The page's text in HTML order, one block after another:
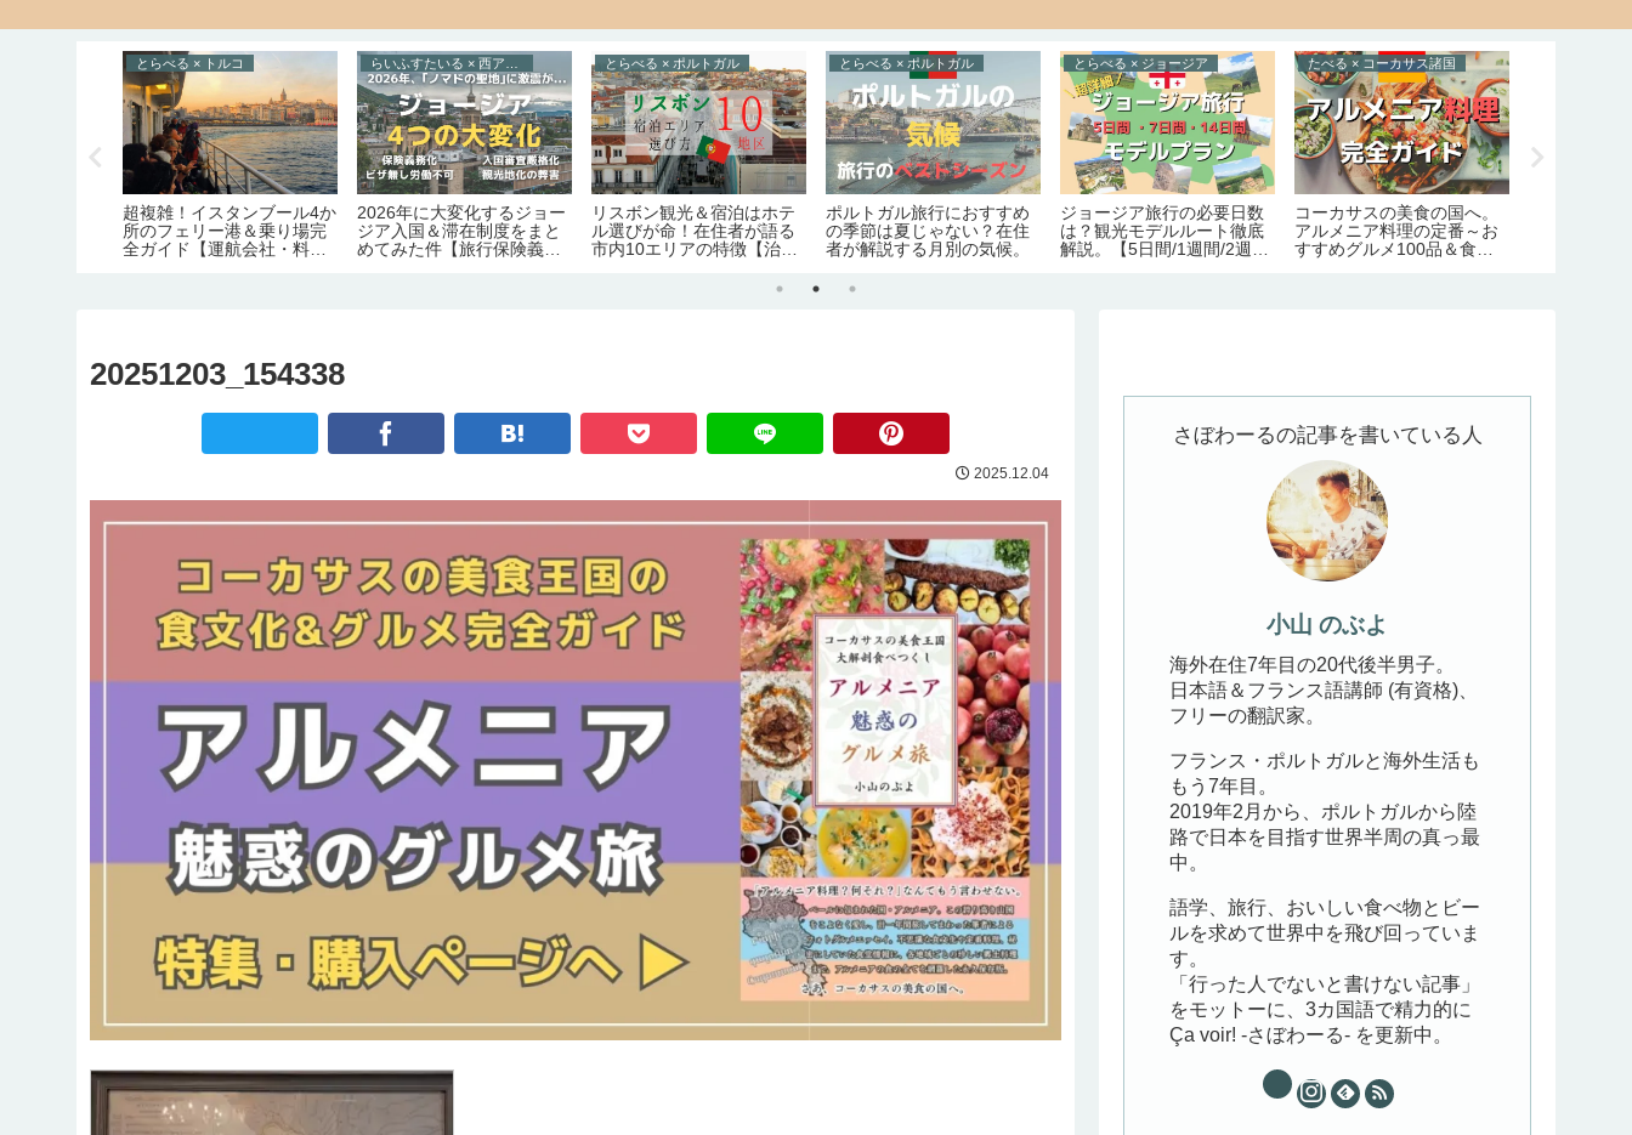
とらべる × トルコ
超複雑！イスタンブール4か
所のフェリー港＆乗り場完
全ガイド【運航会社・料
2026年に大変化するジョー
ジア入国＆滞在制度をまと
めてみた件【旅行保険義務
とらべる × ポルトガル
リスボン観光＆宿泊はホテ
ル選びが命！在住者が語る
市内10エリアの特徴【治
とらべる × ポルトガル
ポルトガル旅行におすすめ
の季節は夏じゃない？在住
者が解説する月別の気候。
とらべる × ジョージア
ジョージア旅行の必要日数
は？観光モデルルート徹底
解説。【5日間/1週間/2週
たべる × コーカサス諸国
コーカサスの美食の国へ。
アルメニア料理の定番～お
すすめグルメ100品＆食文
20251203_154338
2025.12.04
さぼわーるの記事を書いている人
小山 のぶよ
海外在住7年目の20代後半男子。
日本語＆フランス語講師 (有資格)、
フリーの翻訳家。
フランス・ポルトガルと海外生活も
もう7年目。
2019年2月から、ポルトガルから陸
路で日本を目指す世界半周の真っ最
中。
語学、旅行、おいしい食べ物とビー
ルを求めて世界中を飛び回っていま
す。
「行った人でないと書けない記事」
をモットーに、3カ国語で精力的に
Ça voir! -さぼわーる- を更新中。